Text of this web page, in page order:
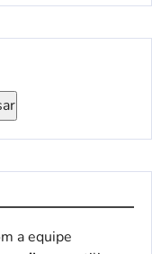
a equipe